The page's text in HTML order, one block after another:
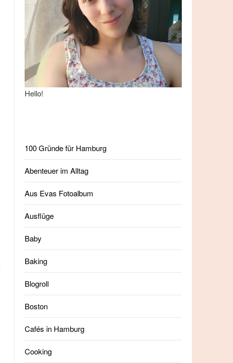
Hello!
100 Gründe für Hamburg
Abenteuer im Alltag
Aus Evas Fotoalbum
Ausflüge
Baby
Baking
Blogroll
Boston
Cafés in Hamburg
Cooking